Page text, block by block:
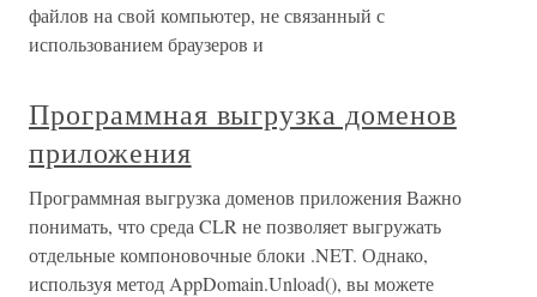
файлов на свой компьютер, не связанный с
использованием браузеров и
Программная выгрузка доменов
приложения
Программная выгрузка доменов приложения Важно
понимать, что среда CLR не позволяет выгружать
отдельные компоновочные блоки .NET. Однако,
используя метод AppDomain.Unload(), вы можете